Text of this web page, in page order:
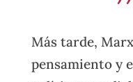
Más tarde,
pensamiento y